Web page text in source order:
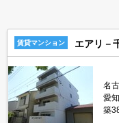
賃貸マンション エアリ－
名
愛
築